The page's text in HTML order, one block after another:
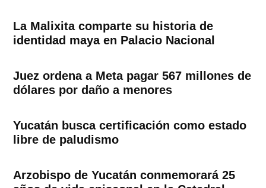
La Malixita comparte su historia de
identidad maya en Palacio Nacional
Juez ordena a Meta pagar 567 millones de
dólares por daño a menores
Yucatán busca certificación como estado
libre de paludismo
Arzobispo de Yucatán conmemorará 25